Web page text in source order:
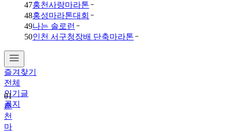
47홍천사랑마라톤
48홍성마라톤대회
49나는 솔로런
50인천 서구청장배 단축마라톤
즐겨찾기
전체
인기글
공지
01
춘
천
마